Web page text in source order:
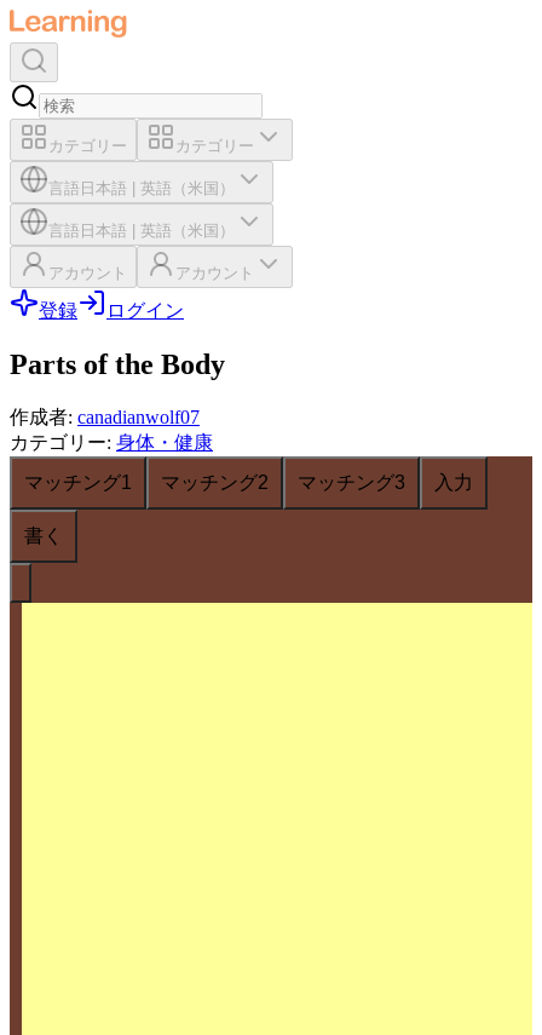
カテゴリー カテゴリー
言語 日本語 英語（米国）
言語 日本語 英語（米国）
アカウント アカウント
登録 ログイン
Parts of the Body
作成者: canadianwolf07
カテゴリー: 身体・健康
マッチング1
マッチング2 マッチング3 入力
書く